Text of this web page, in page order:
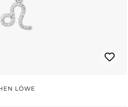
LÖWE